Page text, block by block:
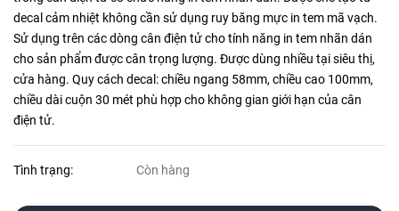
decal cảm nhiệt không cần sử dụng ruy băng mực in tem mã vạch.
Sử dụng trên các dòng cân điện tử cho tính năng in tem nhãn dán
cho sản phẩm được cân trọng lượng. Được dùng nhiều tại siêu thị,
cửa hàng. Quy cách decal: chiều ngang 58mm, chiều cao 100mm,
chiều dài cuộn 30 mét phù hợp cho không gian giới hạn của cân
điện tử.
Tình trạng: Còn hàng